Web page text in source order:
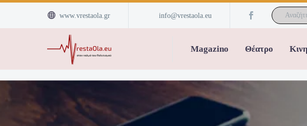

 www.vrestaola.gr info@vrestaola.eu
Magazino Θέατρο